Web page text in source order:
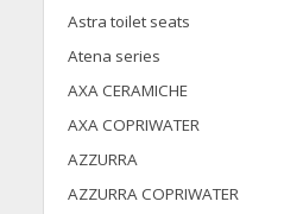
Astra toilet seats
Atena series
AXA CERAMICHE
AXA COPRIWATER
AZZURRA
AZZURRA COPRIWATER